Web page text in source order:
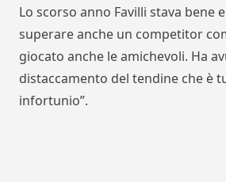
Lo scorso anno Favilli stava bene
superare anche un competitor
giocato anche le amichevoli. Ha
distaccamento del tendine che è
infortunio”.